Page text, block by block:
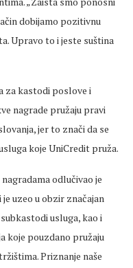
dobijamo pozitivnu
Upravo to i jeste suština
za kastodi poslove i
nagrade pružaju pravi
jer to znači da se
koje UniCredit pruža.
odlučivao je
uzeo u obzir značajan
usluga, kao i
koje pouzdano pružaju
Priznanje naše